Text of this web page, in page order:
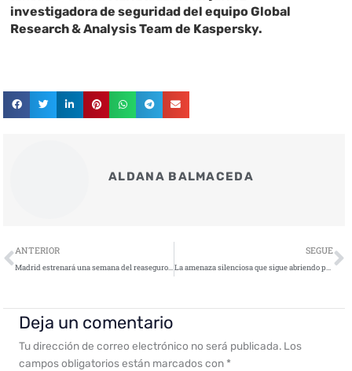
investigadora de seguridad del equipo Global
Research & Analysis Team de Kaspersky.
ALDANA BALMACEDA
Ant
ANTERIOR
Madrid estrenará una semana del reaseguro para reforzar su papel como puente entre Europa y Latinoamérica
SEGUE
La amenaza silenciosa que sigue abriendo puertas a los ciberdelincuentes
Deja un comentario
Tu dirección de correo electrónico no será publicada. Los
campos obligatorios están marcados con *